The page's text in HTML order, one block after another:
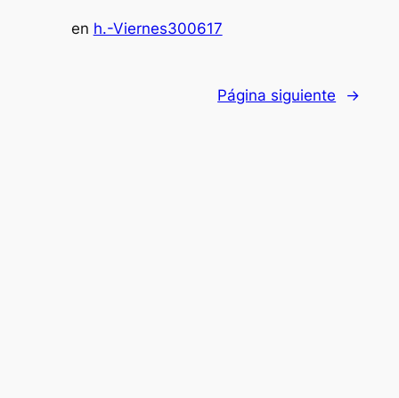
en h.-Viernes300617
Página siguiente →